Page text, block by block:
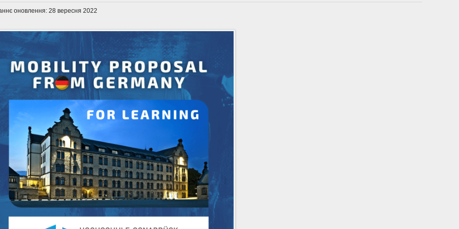
оновлення: 28 вересня 2022